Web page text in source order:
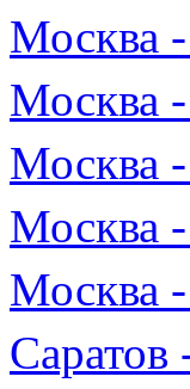
Москва
Москва
Москва
Москва
Москва
Саратов